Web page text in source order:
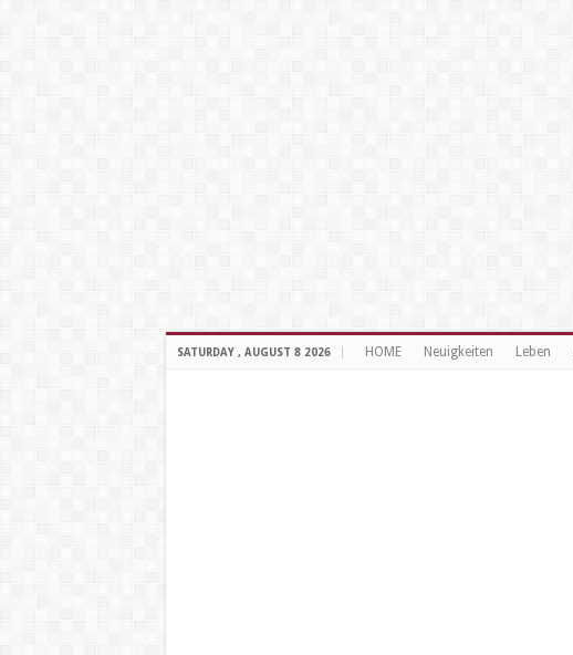
SATURDAY , AUGUST 8 2026 HOME Neuigkeiten Leben